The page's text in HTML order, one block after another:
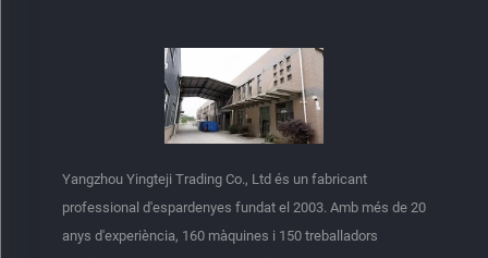
Yangzhou Yingteji Trading Co., Ltd és un fabricant
professional d'espardenyes fundat el 2003. Amb més de 20
anys d'experiència, 160 màquines i 150 treballadors